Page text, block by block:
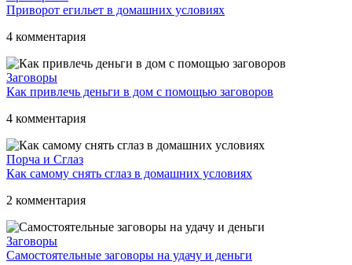
Приворот егильет в домашних условиях
4 комментария
Заговоры
Как привлечь деньги в дом с помощью заговоров
4 комментария
Порча и Сглаз
Как самому снять сглаз в домашних условиях
2 комментария
Заговоры
Самостоятельные заговоры на удачу и деньги